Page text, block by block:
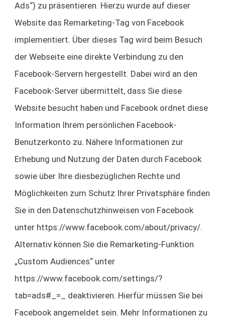
Ads“) zu präsentieren. Hierzu wurde auf dieser
Website das Remarketing-Tag von Facebook
implementiert. Über dieses Tag wird beim Besuch
der Webseite eine direkte Verbindung zu den
Facebook-Servern hergestellt. Dabei wird an den
Facebook-Server übermittelt, dass Sie diese
Website besucht haben und Facebook ordnet diese
Information Ihrem persönlichen Facebook-
Benutzerkonto zu. Nähere Informationen zur
Erhebung und Nutzung der Daten durch Facebook
sowie über Ihre diesbezüglichen Rechte und
Möglichkeiten zum Schutz Ihrer Privatsphäre finden
Sie in den Datenschutzhinweisen von Facebook
unter https://www.facebook.com/about/privacy/.
Alternativ können Sie die Remarketing-Funktion
„Custom Audiences“ unter
https://www.facebook.com/settings/?
tab=ads#_=_ deaktivieren. Hierfür müssen Sie bei
Facebook angemeldet sein. Mehr Informationen zu